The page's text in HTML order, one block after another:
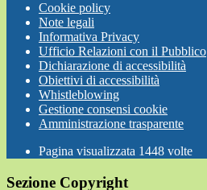
Cookie policy
Note legali
Informativa Privacy
Ufficio Relazioni con il Pubblico
Dichiarazione di accessibilità
Obiettivi di accessibilità
Whistleblowing
Gestione consensi cookie
Amministrazione trasparente
Pagina visualizzata 1448 volte
Sezione Copyright